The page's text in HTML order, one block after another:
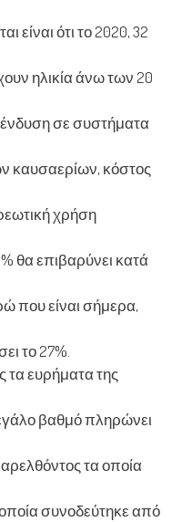
είναι ότι το 2020, 32
ηλικία άνω των 20
σε συστήματα
καυσαερίων, κόστος
χρήση
θα επιβαρύνει κατά
που είναι σήμερα,
το 27%.
τα ευρήματα της
βαθμό πληρώνει
τα οποία
συνοδεύτηκε από